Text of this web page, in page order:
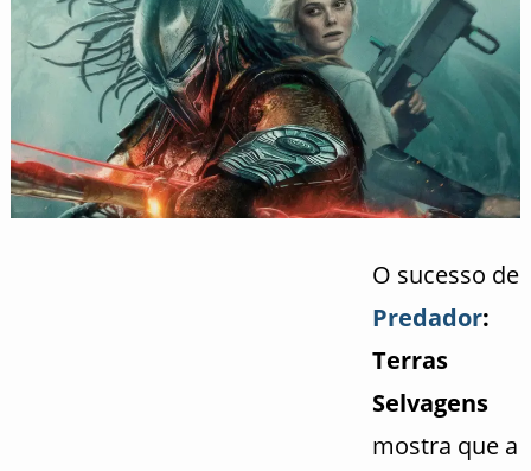
O sucesso de
Predador:
Terras
Selvagens
mostra que a